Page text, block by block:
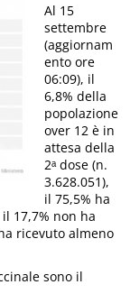
Al 15
settembre
(aggiornam
ento ore
06:09), il
6,8% della
popolazione
over 12 è in
attesa della
2ᵃ dose (n.
3.628.051),
il 75,5% ha
17,7% non ha
ricevuto almeno
sono il